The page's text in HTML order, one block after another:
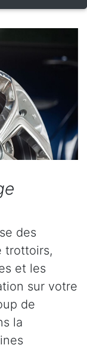
des
trottoirs,
et les
sur votre
de
la